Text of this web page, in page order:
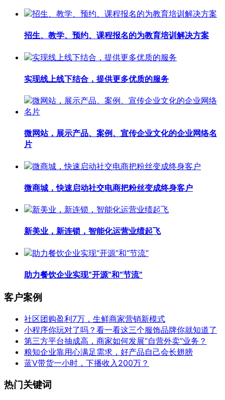
招生、教学、预约、课程报名的为教育培训解决方案
实现线上线下结合，提供更多优质的服务
微网站，展示产品、案例、宣传企业文化的企业网络名
片
微商城，快速启动社交电商把粉丝变成终身客户
新美业，新连锁，智能化运营业绩起飞
助力餐饮企业实现“开源”和“节流”
客户案例
社区团购盈利7万，生鲜商家营销新模式
小程序你玩对了吗？看一看这三个服饰品牌你就知道了
第三方平台抽成高，商家如何发展“自营外卖”业务？
粮知企业靠用心满足需求，好产品自己会长翅膀
蓝V带货一小时，下播收入200万？
热门关键词